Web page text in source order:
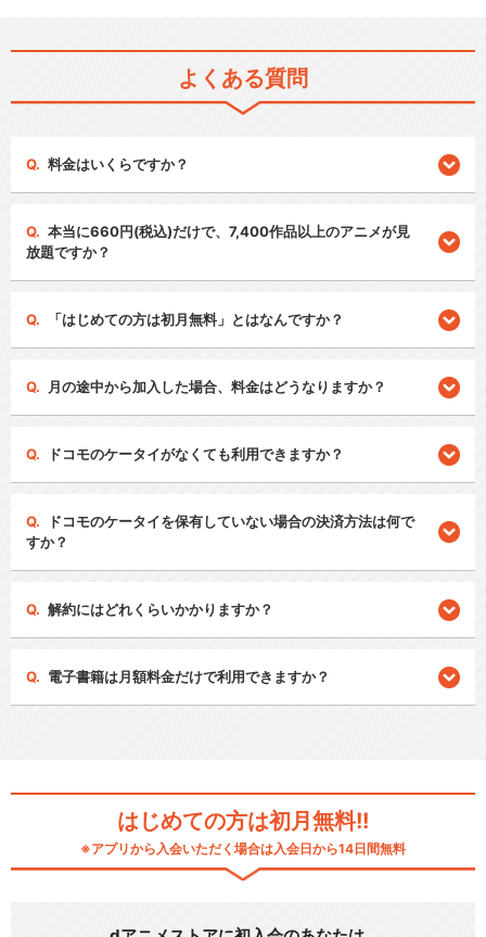
よくある質問
料金はいくらですか？
本当に660円(税込)だけで、7,400作品以上のアニメが見
放題ですか？
「はじめての方は初月無料」とはなんですか？
月の途中から加入した場合、料金はどうなりますか？
ドコモのケータイがなくても利用できますか？
ドコモのケータイを保有していない場合の決済方法は何で
すか？
解約にはどれくらいかかりますか？
電子書籍は月額料金だけで利用できますか？
はじめての方は初月無料!!
※アプリから入会いただく場合は入会日から14日間無料